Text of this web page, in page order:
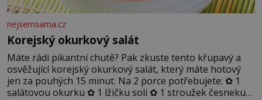
nejsemsama.cz
Korejský okurkový salát
Máte rádi pikantní chutě? Pak zkuste tento křupavý a
osvěžující korejský okurkový salát, který máte hotový
jen za pouhých 15 minut. Na 2 porce potřebujete: ✿ 1
salátovou okurku ✿ 1 lžičku soli ✿ 1 stroužek česneku